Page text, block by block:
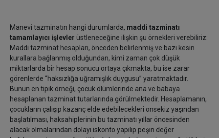
Manevi tazminatın hangi durumlarda, maddi tazminatı
tamamlayıcı işlevler üstleneceğine ilişkin şu örnekleri verebiliriz:
Maddi tazminat hesapları, önceden belirlenmiş ve bazı kesin
kurallara bağlanmış olduğundan, kimi zaman çok düşük
miktarlarda bir hesap sonucu ortaya çıkmakta, bu ise zarar
görenlerde “haksızlığa uğramışlık duygusu” yaratmaktadır.
Bunun en tipik örneği, çocuk ölümlerinde ana ve babaya
hesaplanan tazminat tutarlarında görülmektedir. Hesaplamanın,
çocukların çalışıp kazanç elde edebilecekleri onsekiz yaşından
başlatılması, haksahiplerinin bu tazminatı yıllar öncesinden
alacak olmalarından dolayı iskonto yapılıp peşin değer